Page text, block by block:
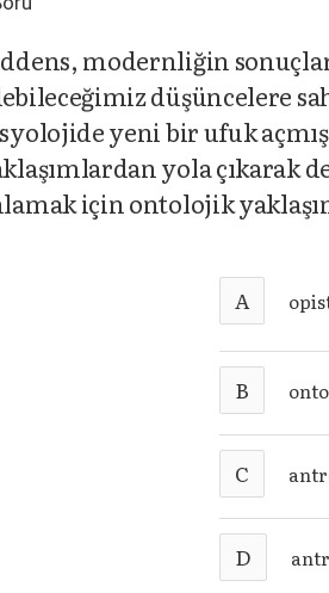
modernliğin
düşüncelere
yeni bir ufuk
yola
için ontolojik
A
B
C
D